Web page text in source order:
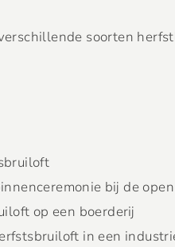
soorten
bij de
op een boerderij
in een